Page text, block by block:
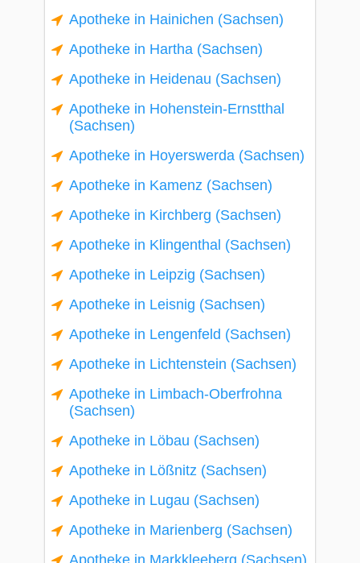
Apotheke in Hainichen (Sachsen)
Apotheke in Hartha (Sachsen)
Apotheke in Heidenau (Sachsen)
Apotheke in Hohenstein-Ernstthal
(Sachsen)
Apotheke in Hoyerswerda (Sachsen)
Apotheke in Kamenz (Sachsen)
Apotheke in Kirchberg (Sachsen)
Apotheke in Klingenthal (Sachsen)
Apotheke in Leipzig (Sachsen)
Apotheke in Leisnig (Sachsen)
Apotheke in Lengenfeld (Sachsen)
Apotheke in Lichtenstein (Sachsen)
Apotheke in Limbach-Oberfrohna
(Sachsen)
Apotheke in Löbau (Sachsen)
Apotheke in Lößnitz (Sachsen)
Apotheke in Lugau (Sachsen)
Apotheke in Marienberg (Sachsen)
Apotheke in Markkleeberg (Sachsen)